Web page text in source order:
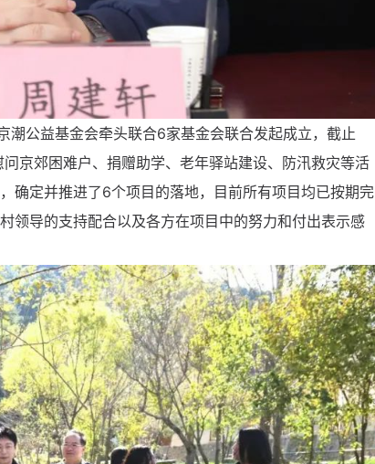
潮公益基金会牵头联合6家基金会联合发起成立，截止
京郊困难户、捐赠助学、老年驿站建设、防汛救灾等活
确定并推进了6个项目的落地，目前所有项目均已按期完
领导的支持配合以及各方在项目中的努力和付出表示感